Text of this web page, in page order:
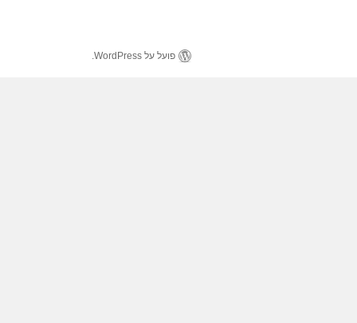
פועל על WordPress.